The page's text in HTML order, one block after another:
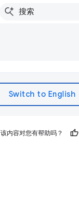
该内容对您有帮助吗？